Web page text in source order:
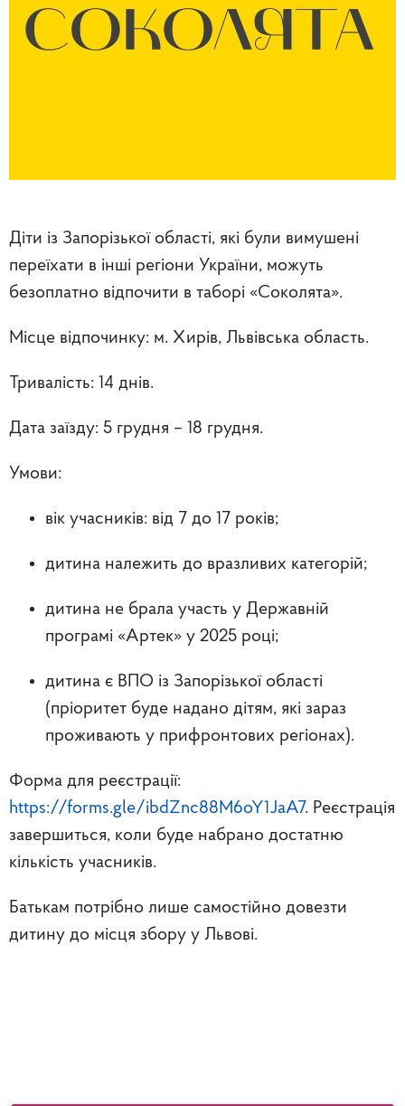
Діти із Запорізької області, які були вимушені
переїхати в інші регіони України, можуть
безоплатно відпочити в таборі «Соколята».
Місце відпочинку: м. Хирів, Львівська область.
Тривалість: 14 днів.
Дата заїзду: 5 грудня – 18 грудня.
Умови:
вік учасників: від 7 до 17 років;
дитина належить до вразливих категорій;
дитина не брала участь у Державній
програмі «Артек» у 2025 році;
дитина є ВПО із Запорізької області
(пріоритет буде надано дітям, які зараз
проживають у прифронтових регіонах).
Форма для реєстрації:
https://forms.gle/ibdZnc88M6oY1JaA7. Реєстрація
завершиться, коли буде набрано достатню
кількість учасників.
Батькам потрібно лише самостійно довезти
дитину до місця збору у Львові.